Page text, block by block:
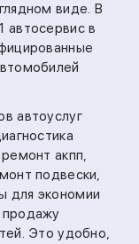
виде. В
автосервис в
автоуслуг
ремонт акпп,
подвески,
для экономии
продажу
Это удобно,